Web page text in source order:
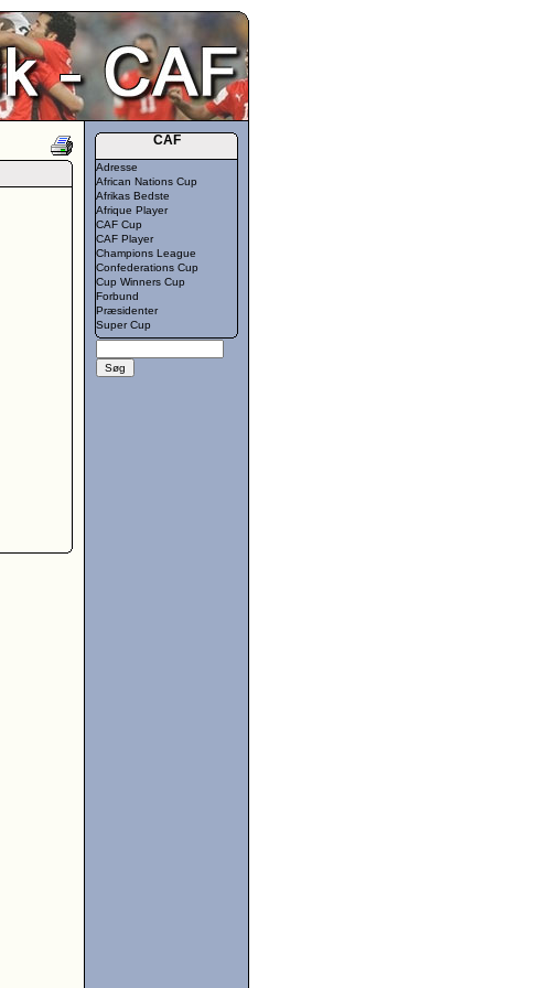
CAF
Adresse
African Nations Cup
Afrikas Bedste
Afrique Player
CAF Cup
CAF Player
Champions League
Confederations Cup
Cup Winners Cup
Forbund
Præsidenter
Super Cup